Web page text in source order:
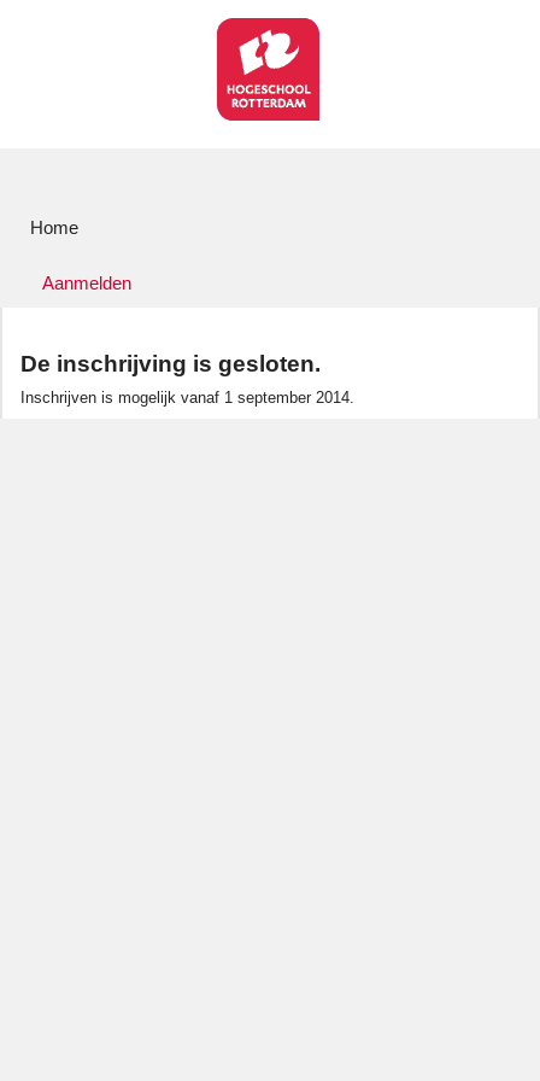
Home
Aanmelden
De inschrijving is gesloten.
Inschrijven is mogelijk vanaf 1 september 2014.